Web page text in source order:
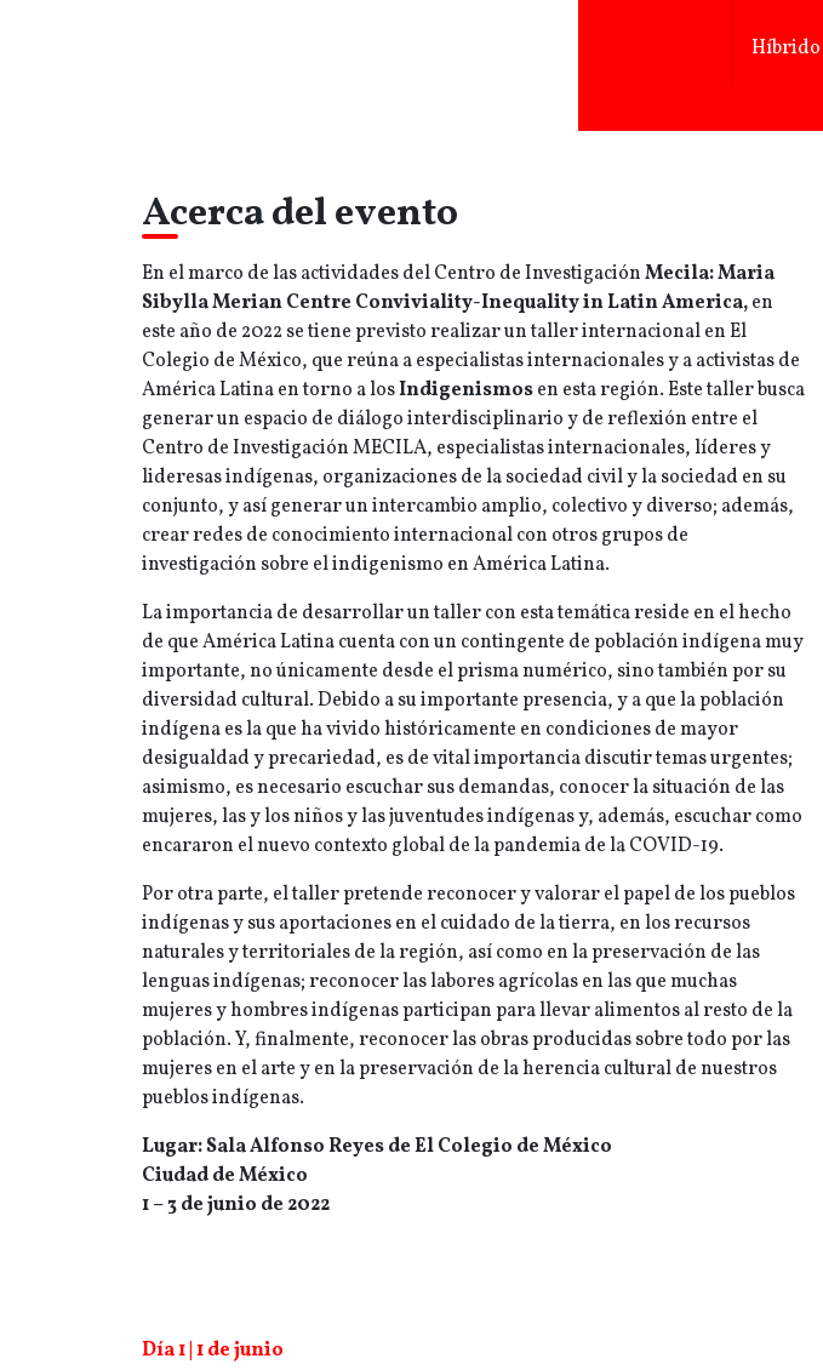
Híbrido
Acerca del evento
En el marco de las actividades del Centro de InvestigaciónMecila: Maria
Sibylla Merian Centre Conviviality-Inequality in Latin America,en
este año de 2022 se tiene previsto realizar un taller internacional en El
Colegio de México, que reúna a especialistas internacionales y a activistas de
América Latina en torno a losIndigenismosen esta región. Este taller busca
generar un espacio de diálogo interdisciplinario y de reflexión entre el
Centro de Investigación MECILA, especialistas internacionales, líderes y
lideresas indígenas, organizaciones de la sociedad civil y la sociedad en su
conjunto, y así generar un intercambio amplio, colectivo y diverso; además,
crear redes de conocimiento internacional con otros grupos de
investigación sobre el indigenismo en América Latina.
La importancia de desarrollar un taller con esta temática reside en el hecho
de que América Latina cuenta con un contingente de población indígena muy
importante, no únicamente desde el prisma numérico, sino también por su
diversidad cultural. Debido a su importante presencia, y a que la población
indígena es la que ha vivido históricamente en condiciones de mayor
desigualdad y precariedad, es de vital importancia discutir temas urgentes;
asimismo, es necesario escuchar sus demandas, conocer la situación de las
mujeres, las y los niños y las juventudes indígenas y, además, escuchar como
encararon el nuevo contexto global de la pandemia de la COVID-19.
Por otra parte, el taller pretende reconocer y valorar el papel de los pueblos
indígenas y sus aportaciones en el cuidado de la tierra, en los recursos
naturales y territoriales de la región, así como en la preservación de las
lenguas indígenas; reconocer las labores agrícolas en las que muchas
mujeres y hombres indígenas participan para llevar alimentos al resto de la
población. Y, finalmente, reconocer las obras producidas sobre todo por las
mujeres en el arte y en la preservación de la herencia cultural de nuestros
pueblos indígenas.
Lugar: Sala Alfonso Reyes de El Colegio de México
Ciudad de México
1 – 3 de junio de 2022
Día 1 | 1 de junio